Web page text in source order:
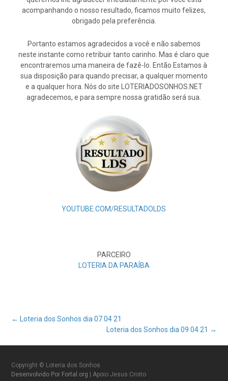
acompanhando o nosso resultado, ficamos muito felizes,
obrigado pela preferência.
Portanto estamos agradecidos a você e não sabemos
neste instante como retribuir tanto carinho. Mas é claro que
encontraremos uma maneira de fazê-lo. Então Estamos à
sua disposição para quando precisar, a qualquer momento
e a qualquer hora. Nós do site LOTERIADOSONHOS.NET
agradecemos, e para sempre nossa gratidão será sua.
YOUTUBE.COM/RESULTADOLDS
PARCEIRO
LOTERIA DA PARAÍBA
Post
navigation
← Loteria dos Sonhos dia 07 04 21
Loteria dos Sonhos dia 09 04 21 →
Copyright © Loteria dos Sonhos
Desenvolvido Por Fortal.org
| Apoio Jesus Cristo